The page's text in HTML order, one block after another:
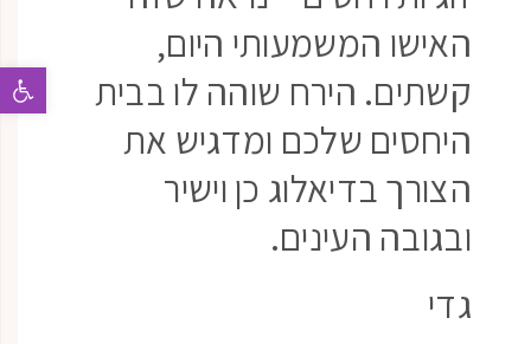
האישו המשמעותי היום,
קשתים. הירח שוהה לו בבית
היחסים שלכם ומדגיש את
הצורך בדיאלוג כן וישיר
ובגובה העינים.
גדי